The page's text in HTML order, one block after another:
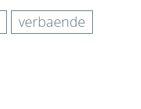
verbaende